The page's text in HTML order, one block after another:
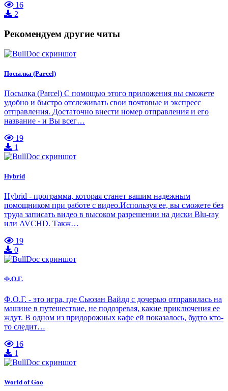
16
2
Рекомендуем другие читы
Посылка (Parcel)
Посылка (Parcel) С помощью этого приложения вы сможете
удобно и быстро отслеживать свои почтовые и экспресс
отправления. Достаточно внести номер отправления и его
название - и Вы всег…
19
1
Hybrid
Hybrid - программа, которая станет вашим надежным
помощником при работе с видео.Используя ее, вы сможете без
труда записать видео в высоком разрешении на диски Blu-ray
или AVCHD. Такж…
19
0
Ф.О.Г.
Ф.О.Г. - это игра, где Сьюзан Вайлд с дочерью отправилась на
машине в путешествие, не подозревая, какие приключения ее
ждут. В одном из придорожных кафе ей показалось, будто кто-
то следит…
16
1
World of Goo